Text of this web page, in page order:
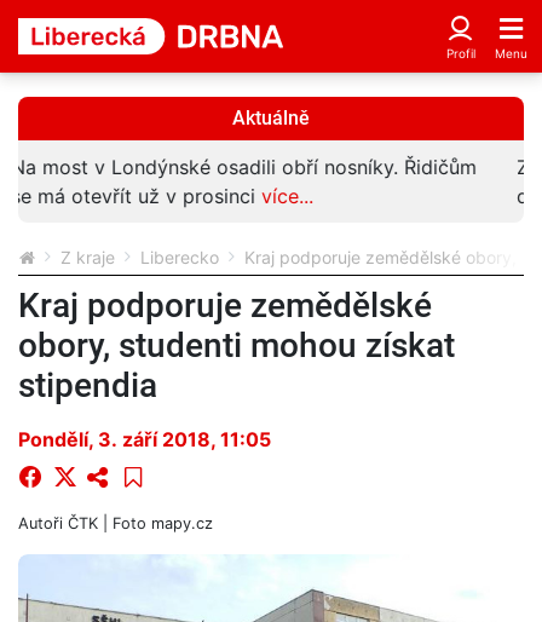
Aktuálně
Znáte muže z fotky? Mohl by vědět víc o vloupání
do auta Horské služby v Liberci
Z kraje Liberecko Kraj podporuje zemědělské obory,
Kraj podporuje zemědělské
obory, studenti mohou získat
stipendia
Pondělí, 3. září 2018, 11:05
Autoři ČTK | Foto mapy.cz